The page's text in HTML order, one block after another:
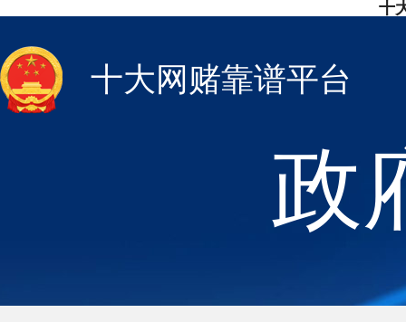
十
政
十大网赌靠谱平台